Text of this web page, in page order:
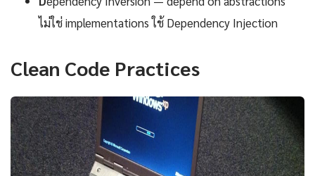
ไม่ใช่ implementations ใช้ Dependency Injection
Clean Code Practices